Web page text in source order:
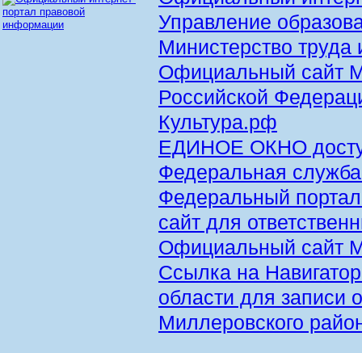
Управление
Министерство труда
Официальный сайт
Российской
Культура.рф
ЕДИНОЕ ОКНО
Федеральная
Федеральный
сайт для
Официальный сайт
Ссылка на
области для
Миллеровского